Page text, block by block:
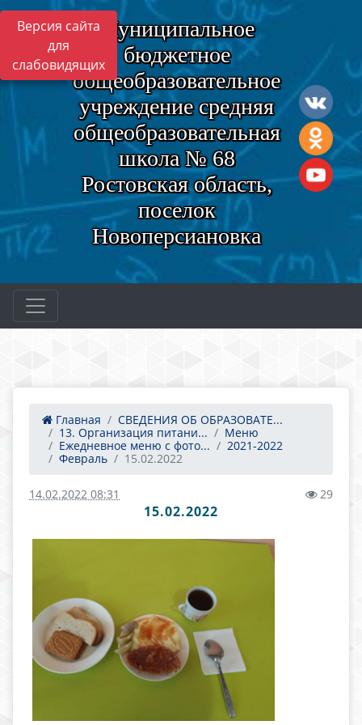
Версия сайта
для
слабовидящих
Муниципальное
бюджетное
общеобразовательное
учреждение средняя
общеобразовательная
школа № 68
Ростовская область,
поселок
Новоперсиановка
Главная
СВЕДЕНИЯ ОБ ОБРАЗОВАТЕ...
13. Организация питани...
Меню
Ежедневное меню с фото...
2021-2022
Февраль
15.02.2022
14.02.2022 08:31 29
15.02.2022